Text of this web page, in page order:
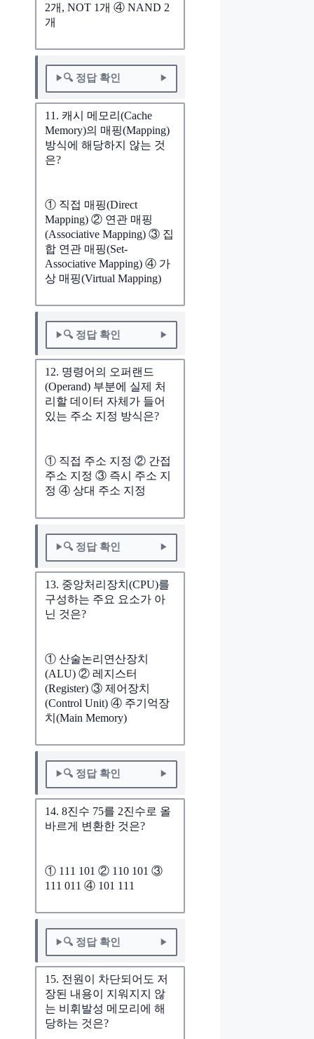
2개, NOT 1개 ④ NAND 2
개
🔍 정답 확인
11. 캐시 메모리(Cache
Memory)의 매핑(Mapping)
방식에 해당하지 않는 것
은?
① 직접 매핑(Direct
Mapping) ② 연관 매핑
(Associative Mapping) ③ 집
합 연관 매핑(Set-
Associative Mapping) ④ 가
상 매핑(Virtual Mapping)
🔍 정답 확인
12. 명령어의 오퍼랜드
(Operand) 부분에 실제 처
리할 데이터 자체가 들어
있는 주소 지정 방식은?
① 직접 주소 지정 ② 간접
주소 지정 ③ 즉시 주소 지
정 ④ 상대 주소 지정
🔍 정답 확인
13. 중앙처리장치(CPU)를
구성하는 주요 요소가 아
닌 것은?
① 산술논리연산장치
(ALU) ② 레지스터
(Register) ③ 제어장치
(Control Unit) ④ 주기억장
치(Main Memory)
🔍 정답 확인
14. 8진수 75를 2진수로 올
바르게 변환한 것은?
① 111 101 ② 110 101 ③
111 011 ④ 101 111
🔍 정답 확인
15. 전원이 차단되어도 저
장된 내용이 지워지지 않
는 비휘발성 메모리에 해
당하는 것은?